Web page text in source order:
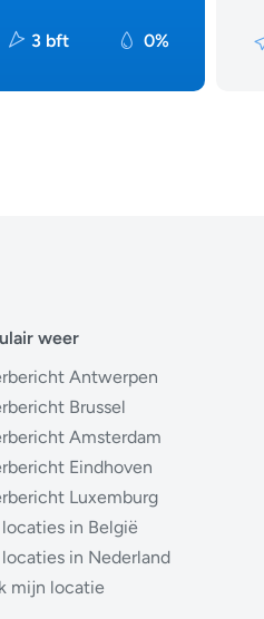
3 bft 0%
weer
Antwerpen
Brussel
Amsterdam
Eindhoven
Luxemburg
in België
in Nederland
mijn locatie